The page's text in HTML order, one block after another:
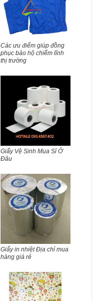
Các ưu điểm giúp đồng
phục bảo hộ chiếm lĩnh
thị trường
Giấy Vệ Sinh Mua Sỉ Ở
Đâu
Giấy in nhiệt Địa chỉ mua
hàng giá rẻ